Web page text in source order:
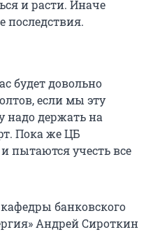
и расти. Иначе
последствия.
будет довольно
если мы эту
надо держать на
Пока же ЦБ
пытаются учесть все
банковского
Андрей Сироткин